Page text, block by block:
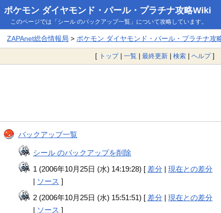
ポケモン ダイヤモンド・パール・プラチナ攻略Wiki
このページでは「シール のバックアップ一覧」について攻略しています。
ZAPAnet総合情報局 > ポケモン ダイヤモンド・パール・プラチナ攻
[ トップ| 一覧 | 最終更新 | 検索 | ヘルプ]
バックアップ一覧
シール のバックアップを削除
1 (2006年10月25日 (水) 14:19:28) [ 差分 |現在との差分
| ソース ]
2 (2006年10月25日 (水) 15:51:51) [ 差分 |現在との差分
| ソース ]